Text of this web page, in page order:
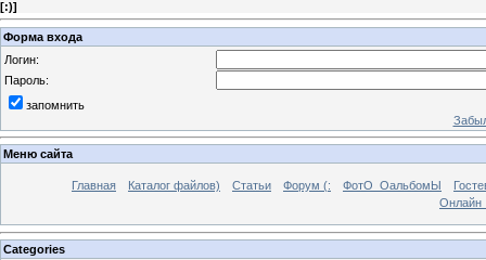
[:)]
Форма входа
Логин:
Пароль:
запомнить
Меню сайта
Главная Каталог файлов) Статьи Форум (: ФотО_ОальбомЫ
Онлайн
Categories